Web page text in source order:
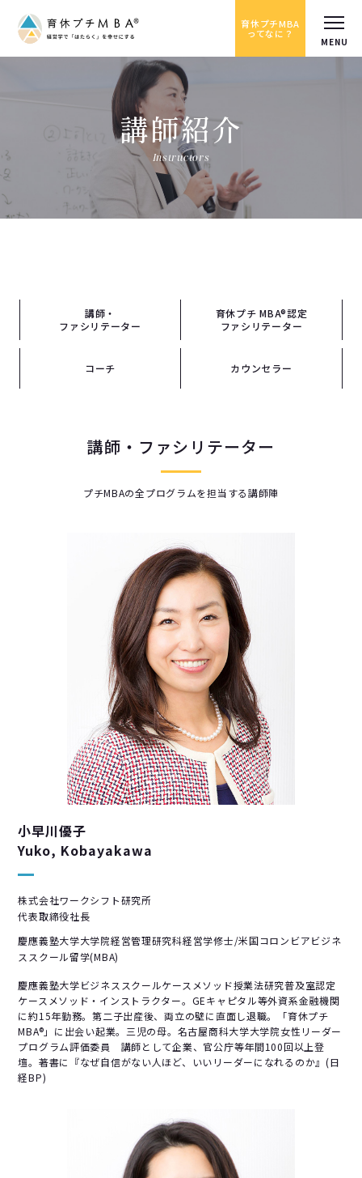
育休プチMBA
ってなに？
講師紹介
Instructors
講師・
ファシリテーター
育休プチ MBA®認定
ファシリテーター
コーチ カウンセラー
講師・ファシリテーター
プチMBAの全プログラムを担当する講師陣
小早川優子
Yuko, Kobayakawa
株式会社ワークシフト研究所
代表取締役社長
慶應義塾大学大学院経営管理研究科経営学修士/米国コロンビアビジネ
ススクール留学(MBA)
慶應義塾大学ビジネススクールケースメソッド授業法研究普及室認定
ケースメソッド・インストラクター。GEキャピタル等外資系金融機関
に約15年勤務。第二子出産後、両立の壁に直面し退職。「育休プチ
MBA®」に出会い起業。三児の母。名古屋商科大学大学院女性リーダー
プログラム評価委員 講師として企業、官公庁等年間100回以上登
壇。著書に『なぜ自信がない人ほど、いいリーダーになれるのか』(日
経BP)